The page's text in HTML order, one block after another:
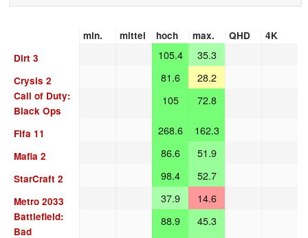
min. mittel hoch max. QHD
4K
Dirt 3
105.4 35.3
Crysis 2 81.6 28.2
Call of Duty:
Black Ops
105 72.8
Fifa 11 268.6 162.3
Mafia 2 86.6 51.9
StarCraft 2 98.4 52.7
Metro 2033 37.9 14.6
Battlefield:
Bad
88.9 45.3